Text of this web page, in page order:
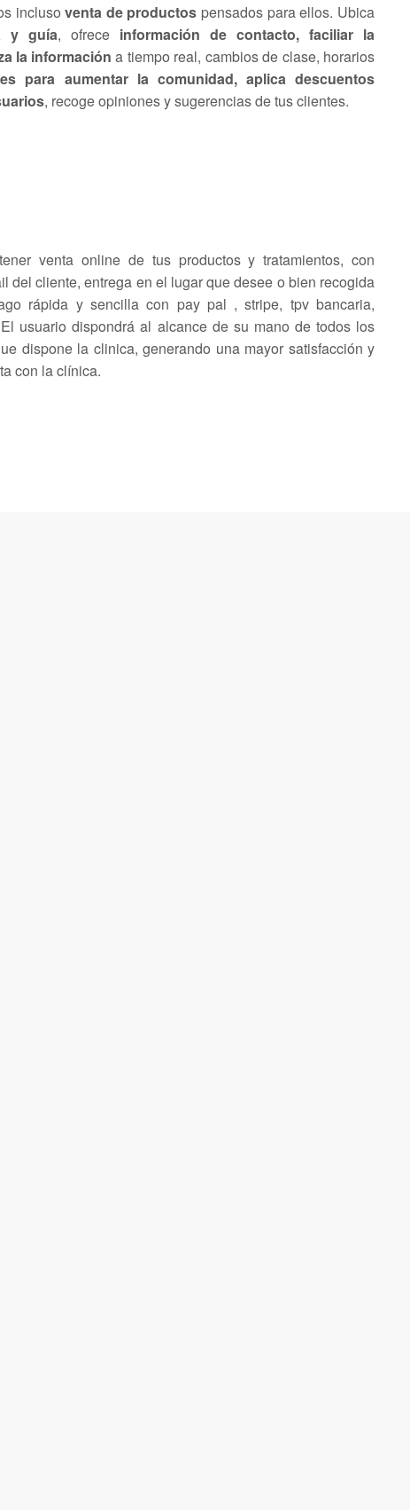
incluso venta de productos pensados para ellos. Ubica
y guía, ofrece información de contacto, faciliar la
la información a tiempo real, cambios de clase, horarios
para aumentar la comunidad, aplica descuentos
, recoge opiniones y sugerencias de tus clientes.
venta online de tus productos y tratamientos, con
del cliente, entrega en el lugar que desee o bien recogida
rápida y sencilla con pay pal , stripe, tpv bancaria,
usuario dispondrá al alcance de su mano de todos los
dispone la clinica, generando una mayor satisfacción y
con la clínica.